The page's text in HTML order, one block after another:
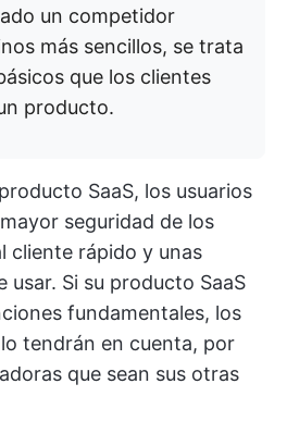
un competidor
más sencillos, se trata
que los clientes
producto.
SaaS, los usuarios
seguridad de los
cliente rápido y unas
usar. Si su producto SaaS
fundamentales, los
tendrán en cuenta, por
que sean sus otras